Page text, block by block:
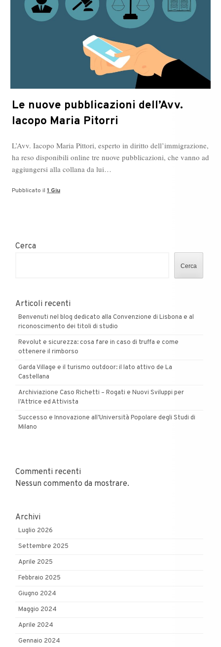
Le nuove pubblicazioni dell’Avv.
Iacopo Maria Pitorri
L’Avv. Iacopo Maria Pittori, esperto in diritto dell’immigrazione,
ha reso disponibili online tre nuove pubblicazioni, che vanno ad
aggiungersi alla collana da lui…
Pubblicato il 1 Giu
Cerca
Cerca
Articoli recenti
Benvenuti nel blog dedicato alla Convenzione di Lisbona e al
riconoscimento dei titoli di studio
Revolut e sicurezza: cosa fare in caso di truffa e come
ottenere il rimborso
Garda Village e il turismo outdoor: il lato attivo de La
Castellana
Archiviazione Caso Richetti – Rogati e Nuovi Sviluppi per
l’Attrice ed Attivista
Successo e Innovazione all’Università Popolare degli Studi di
Milano
Commenti recenti
Nessun commento da mostrare.
Archivi
Luglio 2026
Settembre 2025
Aprile 2025
Febbraio 2025
Giugno 2024
Maggio 2024
Aprile 2024
Gennaio 2024